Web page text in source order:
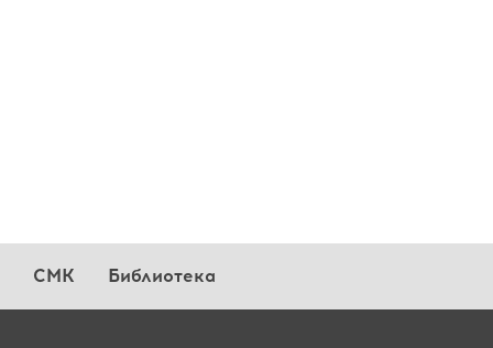
СМК Библиотека